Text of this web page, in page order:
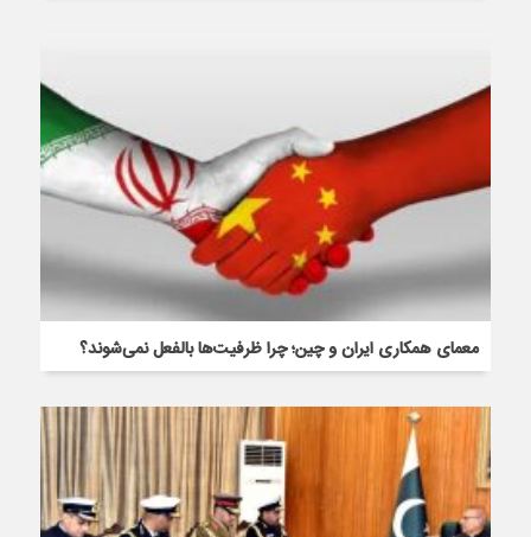
معمای همکاری ایران و چین؛ چرا ظرفیت‌ها بالفعل نمی‌شوند؟